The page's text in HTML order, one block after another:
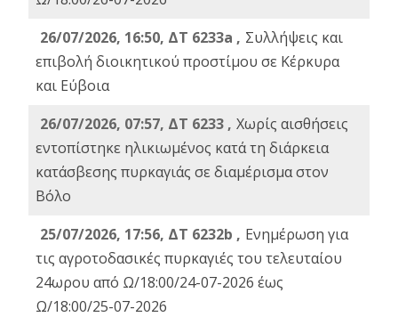
26/07/2026, 16:50, ΔΤ 6233a , Συλλήψεις και
επιβολή διοικητικού προστίμου σε Κέρκυρα
και Εύβοια
26/07/2026, 07:57, ΔΤ 6233 , Χωρίς αισθήσεις
εντοπίστηκε ηλικιωμένος κατά τη διάρκεια
κατάσβεσης πυρκαγιάς σε διαμέρισμα στον
Βόλο
25/07/2026, 17:56, ΔΤ 6232b , Ενημέρωση για
τις αγροτοδασικές πυρκαγιές του τελευταίου
24ωρου από Ω/18:00/24-07-2026 έως
Ω/18:00/25-07-2026